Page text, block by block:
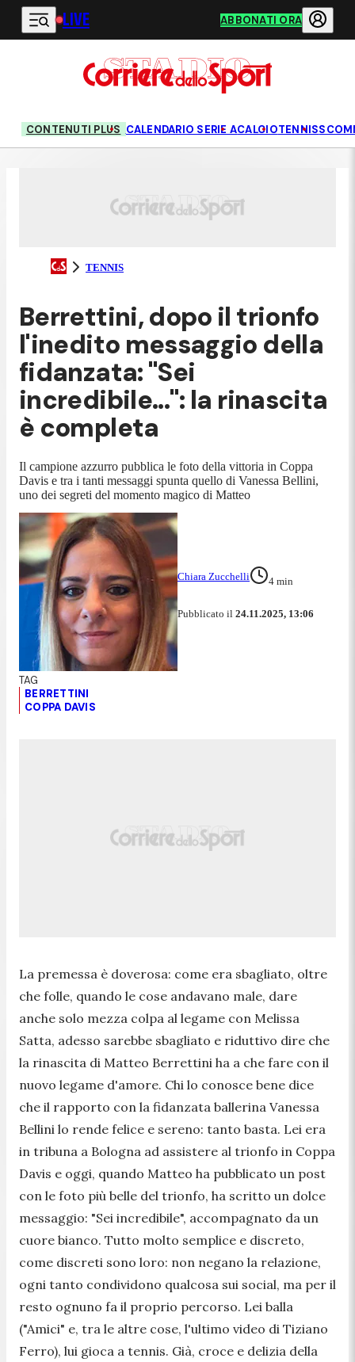
Vai al contenuto principale
LIVE ABBONATI ORA
CONTENUTI PLUS CALENDARIO SERIE ACALCIOTENNIS
TENNIS
Berrettini, dopo il trionfo
l'inedito messaggio della
fidanzata: "Sei
incredibile...": la rinascita
è completa
Il campione azzurro pubblica le foto della vittoria in Coppa
Davis e tra i tanti messaggi spunta quello di Vanessa Bellini,
uno dei segreti del momento magico di Matteo
Chiara Zucchelli 4 min
Pubblicato il 24.11.2025, 13:06
BERRETTINI
COPPA DAVIS
La premessa è doverosa: come era sbagliato, oltre
che folle, quando le cose andavano male, dare
anche solo mezza colpa al legame con Melissa
Satta, adesso sarebbe sbagliato e riduttivo dire che
la rinascita di Matteo Berrettini ha a che fare con il
nuovo legame d'amore. Chi lo conosce bene dice
che il rapporto con la fidanzata ballerina Vanessa
Bellini lo rende felice e sereno: tanto basta. Lei era
in tribuna a Bologna ad assistere al trionfo in Coppa
Davis e oggi, quando Matteo ha pubblicato un post
con le foto più belle del trionfo, ha scritto un dolce
messaggio: "Sei incredibile", accompagnato da un
cuore bianco. Tutto molto semplice e discreto,
come discreti sono loro: non negano la relazione,
ogni tanto condividono qualcosa sui social, ma per il
resto ognuno fa il proprio percorso. Lei balla
("Amici" e, tra le altre cose, l'ultimo video di Tiziano
Ferro), lui gioca a tennis. Già, croce e delizia della